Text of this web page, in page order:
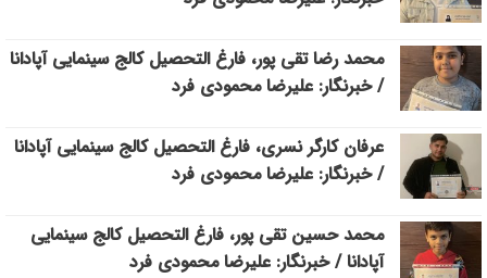
محمد رضا تقی پور، فارغ التحصیل کالج سینمایی آپادانا
/ خبرنگار: علیرضا محمودی فرد
عرفان کارگر نسری، فارغ التحصیل کالج سینمایی آپادانا
/ خبرنگار: علیرضا محمودی فرد
محمد حسین تقی پور، فارغ التحصیل کالج سینمایی
آپادانا / خبرنگار: علیرضا محمودی فرد